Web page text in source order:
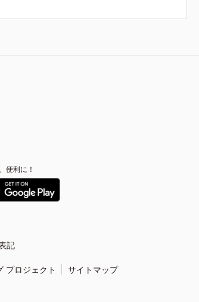
便利に！
記
プロジェクト サイトマップ